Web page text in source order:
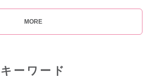
MORE
キーワード